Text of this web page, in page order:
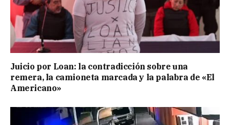
Juicio por Loan: la contradicción sobre una
remera, la camioneta marcada y la palabra de «El
Americano»